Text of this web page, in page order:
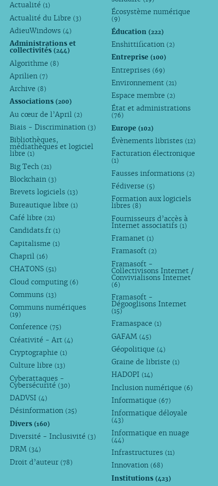
Actualité (1)
Actualité du Libre (3)
AdieuWindows (4)
Administrations et
collectivités (244)
Algorithme (8)
Aprilien (7)
Archive (8)
Associations (200)
Au cœur de l’April (2)
Biais - Discrimination (3)
Bibliothèques,
médiathèques et logiciel
libre (1)
Big Tech (21)
Blockchain (3)
Brevets logiciels (13)
Bureautique libre (1)
Café libre (21)
Candidats.fr (1)
Capitalisme (1)
Chapril (16)
CHATONS (51)
Cloud computing (6)
Communs (13)
Communs numériques
(19)
Conference (75)
Créativité - Art (4)
Cryptographie (1)
Culture libre (13)
Cyberattaques -
Cybersécurité (30)
DADVSI (4)
Désinformation (25)
Divers (160)
Diversité - Inclusivité (3)
DRM (34)
Droit d’auteur (78)
Écosystème numérique
(9)
Éducation(222)
Enshittification (2)
Entreprise(100)
Entreprises (69)
Environnement (21)
Espace membre (2)
État et administrations
(76)
Europe(102)
Évènements libristes (12)
Facturation électronique
(1)
Fausses informations (2)
Fédiverse (5)
Formation aux logiciels
libres (8)
Fournisseurs d’accès à
Internet associatifs (1)
Framanet (1)
Framasoft (2)
Framasoft -
Collectivisons Internet /
Convivialisons Internet
(6)
Framasoft -
Dégooglisons Internet
(15)
Framaspace (1)
GAFAM (45)
Géopolitique (4)
Graine de libriste (1)
HADOPI (14)
Inclusion numérique (6)
Informatique (67)
Informatique déloyale
(43)
Informatique en nuage
(44)
Infrastructures (11)
Innovation (68)
Institutions(423)